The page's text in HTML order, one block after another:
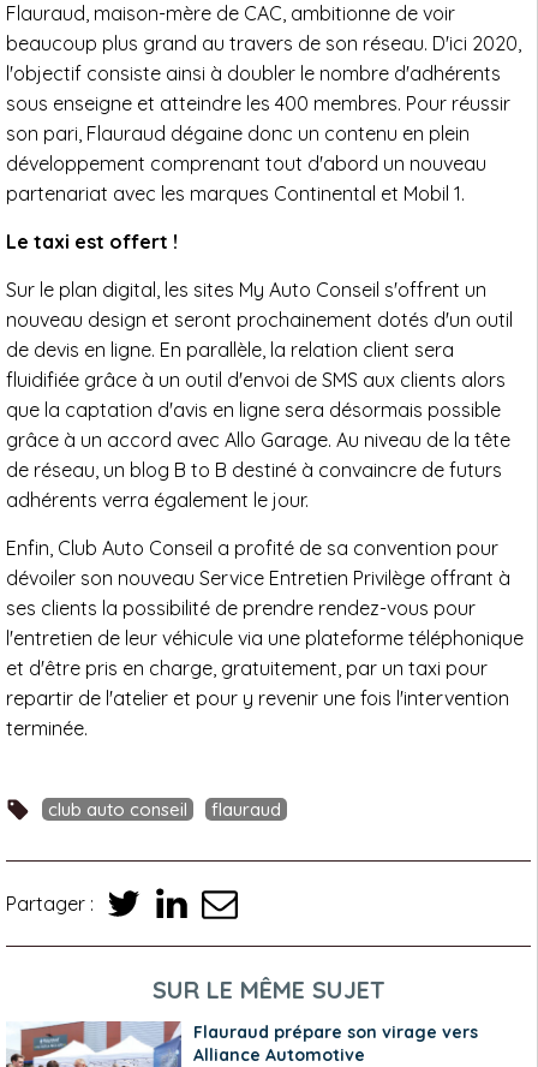
Flauraud, maison-mère de CAC, ambitionne de voir
beaucoup plus grand au travers de son réseau. D'ici 2020,
l'objectif consiste ainsi à doubler le nombre d'adhérents
sous enseigne et atteindre les 400 membres. Pour réussir
son pari, Flauraud dégaine donc un contenu en plein
développement comprenant tout d'abord un nouveau
partenariat avec les marques Continental et Mobil 1.
Le taxi est offert !
Sur le plan digital, les sites My Auto Conseil s'offrent un
nouveau design et seront prochainement dotés d'un outil
de devis en ligne. En parallèle, la relation client sera
fluidifiée grâce à un outil d'envoi de SMS aux clients alors
que la captation d'avis en ligne sera désormais possible
grâce à un accord avec Allo Garage. Au niveau de la tête
de réseau, un blog B to B destiné à convaincre de futurs
adhérents verra également le jour.
Enfin, Club Auto Conseil a profité de sa convention pour
dévoiler son nouveau Service Entretien Privilège offrant à
ses clients la possibilité de prendre rendez-vous pour
l'entretien de leur véhicule via une plateforme téléphonique
et d'être pris en charge, gratuitement, par un taxi pour
repartir de l'atelier et pour y revenir une fois l'intervention
terminée.
club auto conseil flauraud
Partager :
SUR LE MÊME SUJET
Flauraud prépare son virage vers
Alliance Automotive